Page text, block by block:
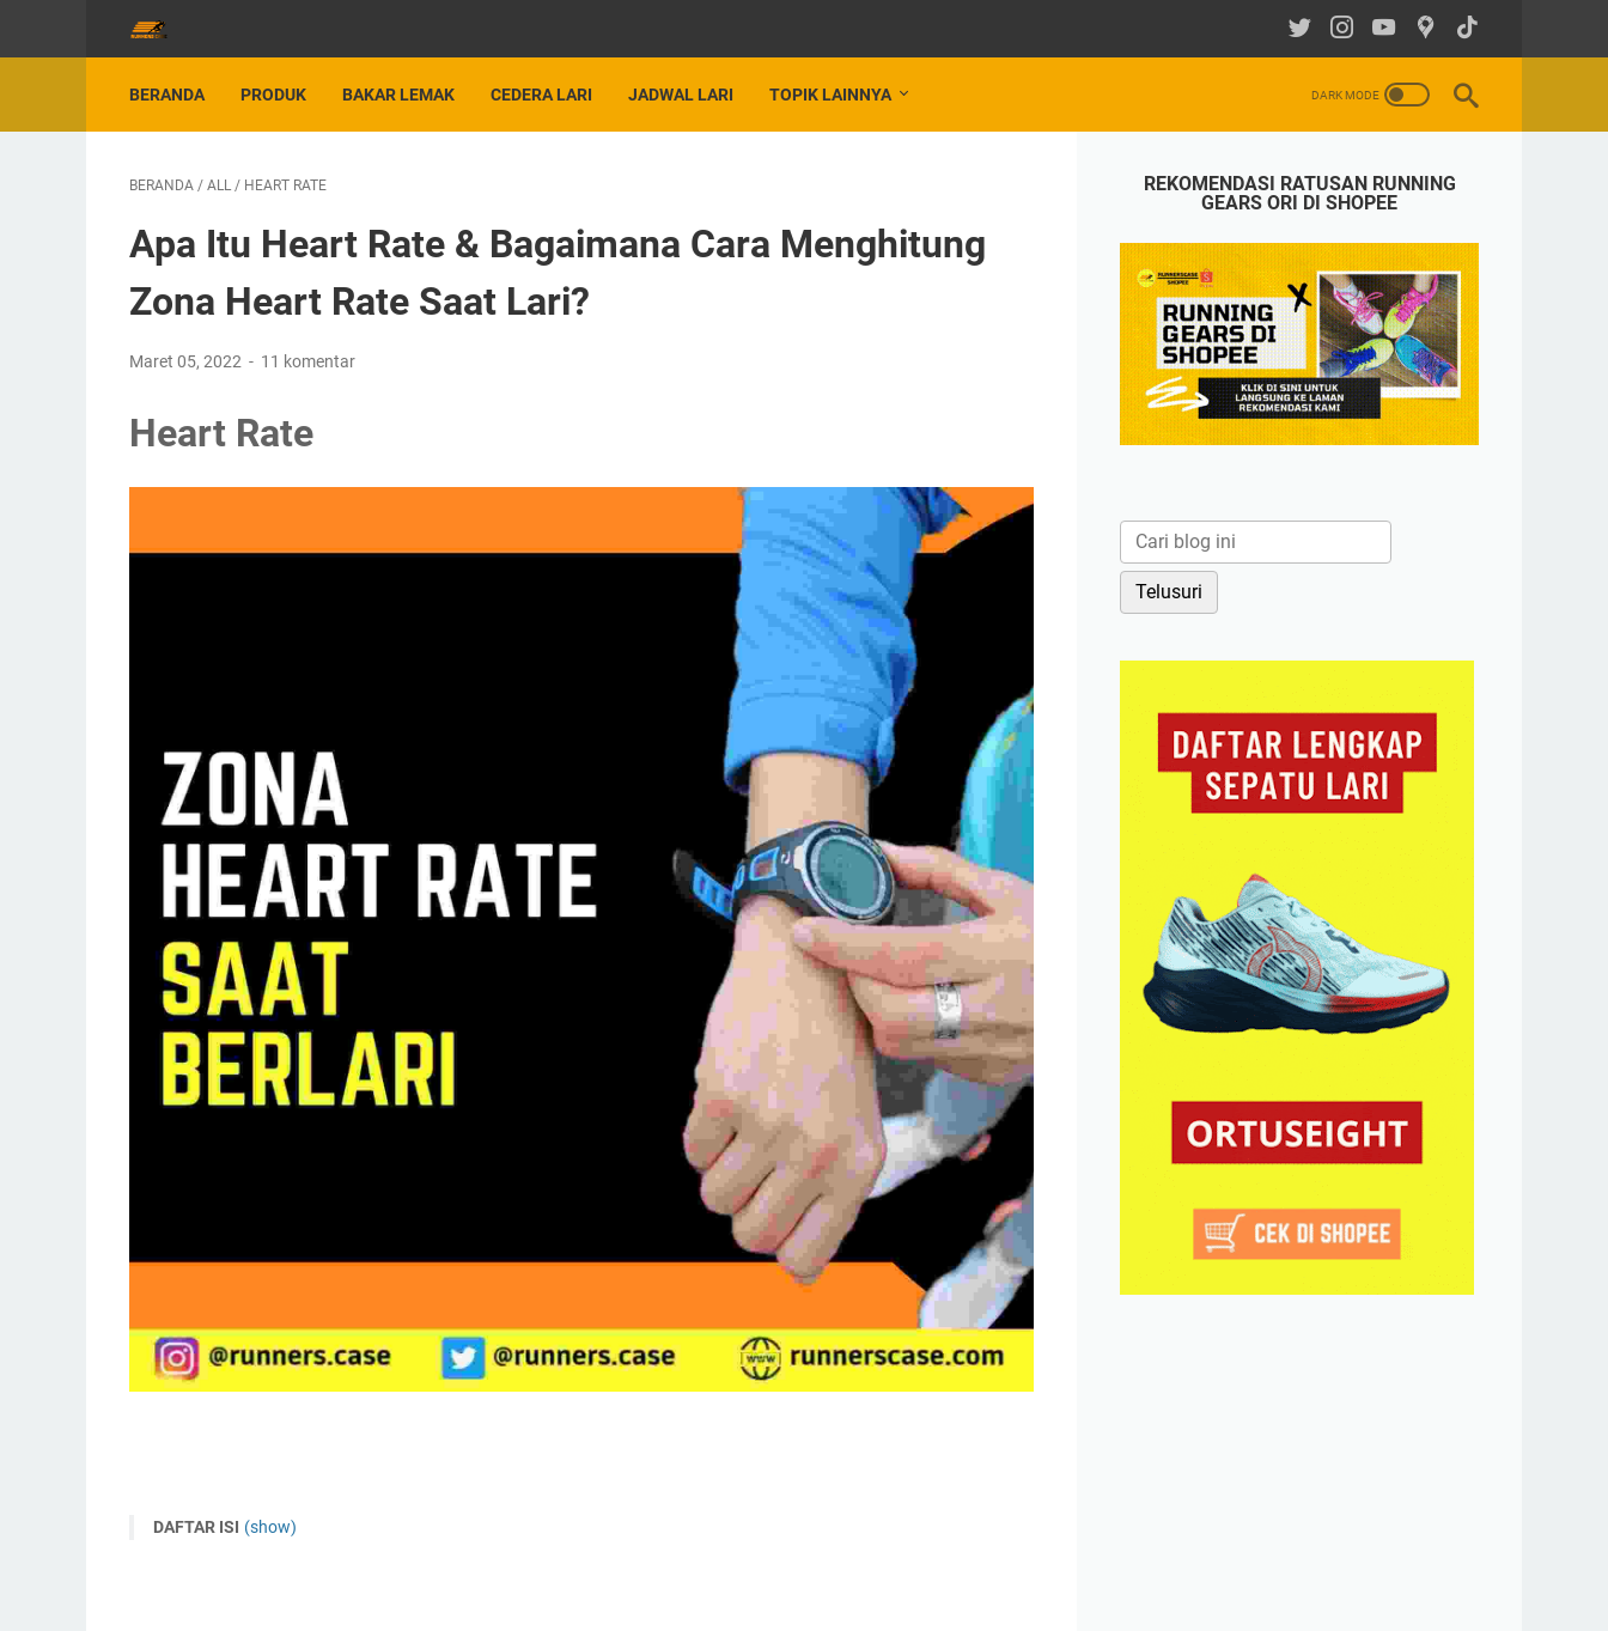
BERANDA PRODUK BAKAR LEMAK CEDERA LARI JADWAL LARI TOPIK LAINNYA
BERANDA / ALL / HEART RATE
Apa Itu Heart Rate & Bagaimana Cara Menghitung
Zona Heart Rate Saat Lari?
Maret 05, 2022 11 komentar
Heart Rate
DAFTAR ISI (show)
REKOMENDASI RATUSAN RUNNING
GEARS ORI DI SHOPEE